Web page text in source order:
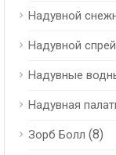
Надувной
Надувной
Надувные
Надувная
Зорб Болл (8)